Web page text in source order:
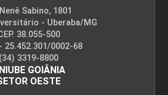
72
Sabino, 1801
- Uberaba/MG
38.055-500
25.452.301/0002-68
(34) 3319-8800
GOIÂNIA
OESTE